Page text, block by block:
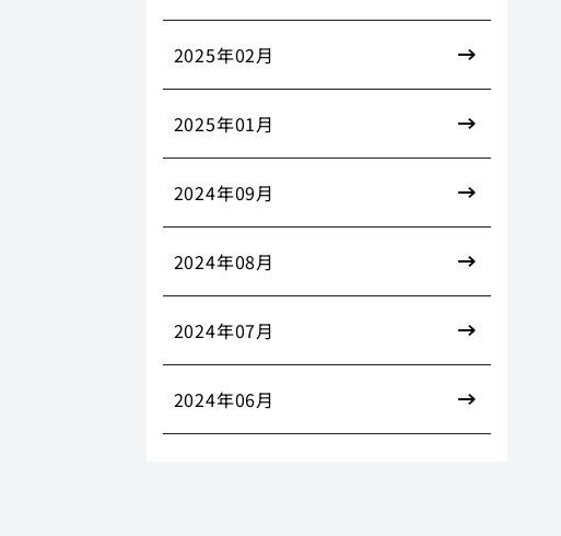
2025年02月
2025年01月
2024年09月
2024年08月
2024年07月
2024年06月